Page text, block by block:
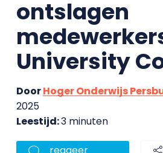
ontslagen
University
DoorHoger Onderwijs
2025
Leestijd:3 minuten